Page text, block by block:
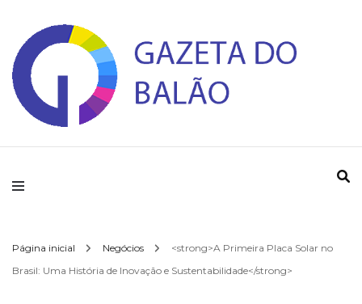
Gazeta do Balao
Página inicial Negócios
<strong>A Primeira Placa Solar no
Brasil: Uma História de Inovação e Sustentabilidade</strong>